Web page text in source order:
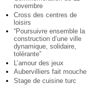
novembre
Cross des centres de
loisirs
“Poursuivre ensemble la
construction d’une ville
dynamique, solidaire,
tolérante”
L’amour des jeux
Aubervilliers fait mouche
Stage de cuisine turc